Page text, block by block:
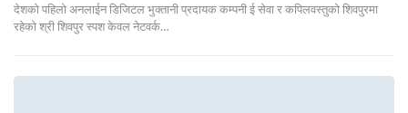
देशको पहिलो अनलाईन डिजिटल भुक्तानी प्रदायक कम्पनी ई सेवा र कपिलवस्तुको शिवपुरमा
रहेको श्री शिवपुर स्पश केवल नेटवर्क…